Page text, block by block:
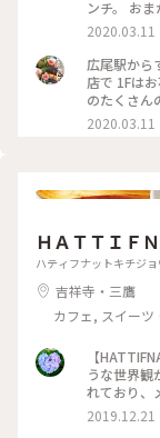
ンチ。 お
ルシー（
付きです
#わたしの
2020.03.11
広尾駅から
店で 1Fは
のたくさん
た☺️ #レグ
ルヘン #わ
2020.03.11
ＨＡＴＴＩＦ
ハティフナットキチジ
吉祥寺・三鷹
カフェ, スイーツ
【HATTIFNATT吉
うな世界観がた
れており、
い！！ オススメのカフェです♪ #吉祥寺 #絵本 #カフェ #ラテ
アート
2019.12.21